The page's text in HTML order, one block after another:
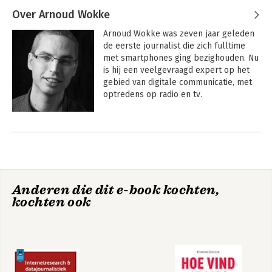
Over Arnoud Wokke
Arnoud Wokke was zeven jaar geleden
de eerste journalist die zich fulltime
met smartphones ging bezighouden. Nu
is hij een veelgevraagd expert op het
gebied van digitale communicatie, met
optredens op radio en tv.
Anderen die dit e-book kochten,
kochten ook